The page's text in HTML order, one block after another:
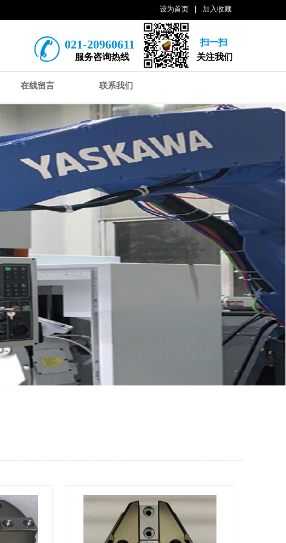
设为首页 加入收藏
021-20960611
扫一扫
服务咨询热线
关注我们
在线留言 联系我们